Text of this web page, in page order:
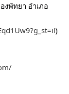
งพัทยา อำเภอ
)